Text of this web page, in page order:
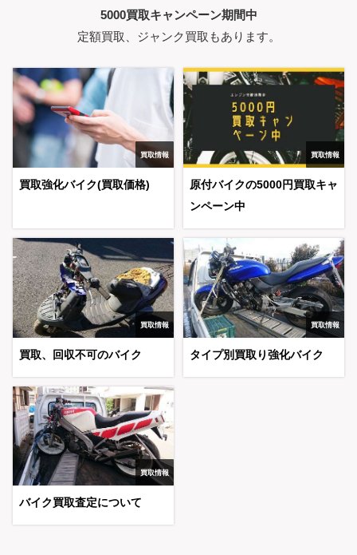
5000買取キャンペーン期間中
定額買取、ジャンク買取もあります。
買取情報
買取強化バイク(買取価格)
買取情報
原付バイクの5000円買取キャ
ンペーン中
買取情報
買取、回収不可のバイク
買取情報
タイプ別買取り強化バイク
買取情報
バイク買取査定について